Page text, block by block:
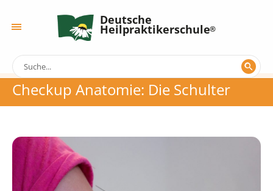
Deutsche
Heilpraktikerschule
Checkup Anatomie: Die Schulter